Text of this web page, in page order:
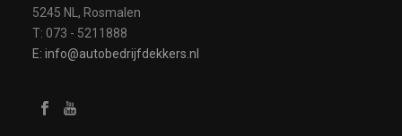
5245 NL, Rosmalen
T: 073 - 5211888
E: info@autobedrijfdekkers.nl